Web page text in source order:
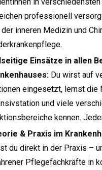
in
professionell
inneren Medizin und
Einsätze in allen
Du wirst auf
eingesetzt, lernst die
und viele
kennen.
& Praxis im
du direkt in der Praxis –
Pflegefachkräfte in